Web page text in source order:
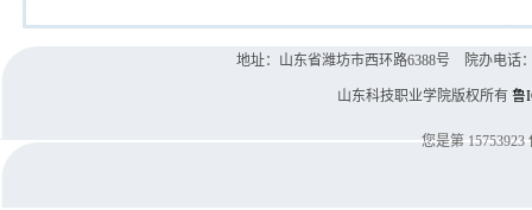
地址：山东省潍坊市西环路6388号 院办电话
山东科技职业学院版权所有 鲁
您是第 15753923